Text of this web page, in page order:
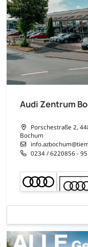
Audi Zentrum
Porschestraße 2,
Bochum
0234 / 6220856 - 95